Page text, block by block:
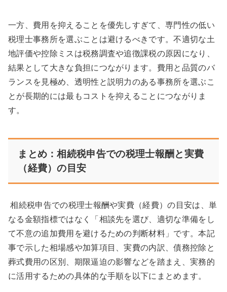
一方、費用を抑えることを優先しすぎて、専門性の低い
税理士事務所を選ぶことは避けるべきです。不適切な土
地評価や控除ミスは税務調査や追徴課税の原因になり、
結果として大きな負担につながります。費用と品質のバ
ランスを見極め、透明性と説明力のある事務所を選ぶこ
とが長期的には最もコストを抑えることにつながりま
す。
まとめ：相続税申告での税理士報酬と実費
（経費）の目安
相続税申告での税理士報酬や実費（経費）の目安は、単
なる金額指標ではなく「相談先を選び、適切な準備をし
て不意の追加費用を避けるための判断材料」です。本記
事で示した相場感や加算項目、実費の内訳、債務控除と
葬式費用の区別、期限逼迫の影響などを踏まえ、実務的
に活用するための具体的な手順を以下にまとめます。